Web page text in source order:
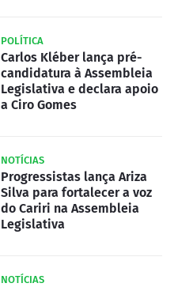
POLÍTICA
Carlos Kléber lança pré-
candidatura à Assembleia
Legislativa e declara apoio
a Ciro Gomes
NOTÍCIAS
Progressistas lança Ariza
Silva para fortalecer a voz
do Cariri na Assembleia
Legislativa
NOTÍCIAS